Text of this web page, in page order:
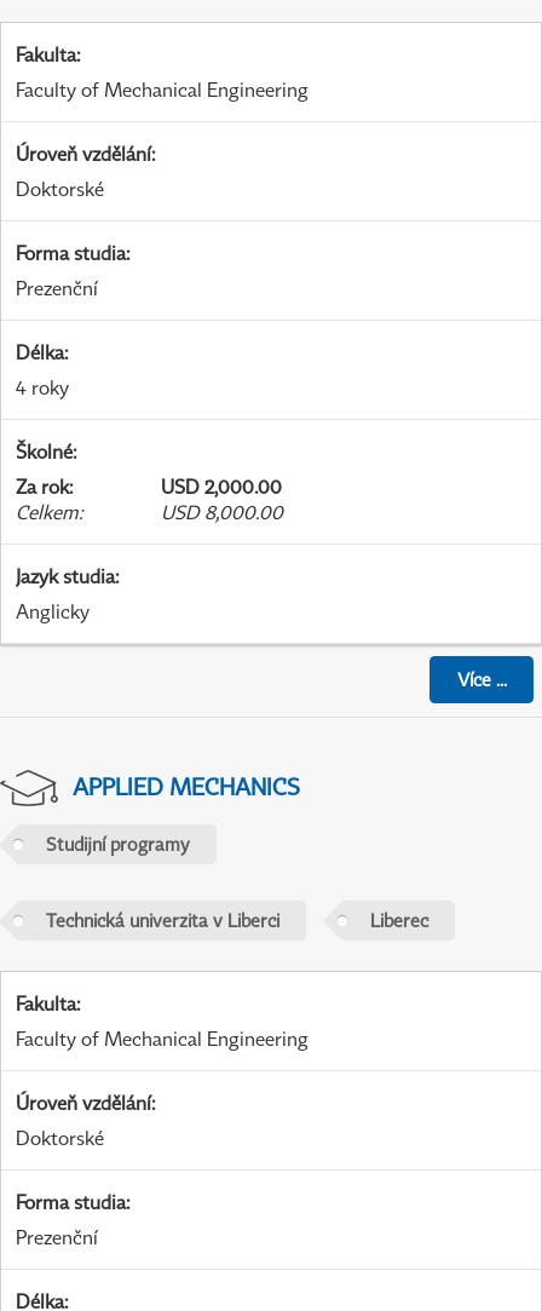
Fakulta:
Faculty of Mechanical Engineering
Úroveň vzdělání:
Doktorské
Forma studia:
Prezenční
Délka:
4 roky
Školné:
Za rok:
USD 2,000.00
Celkem: USD 8,000.00
Jazyk studia:
Anglicky
Více...
APPLIED MECHANICS
Studijní programy
Technická univerzita v Liberci Liberec
Fakulta:
Faculty of Mechanical Engineering
Úroveň vzdělání:
Doktorské
Forma studia:
Prezenční
Délka: